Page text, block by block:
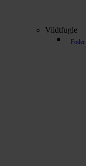
Vildtfugle
Foder